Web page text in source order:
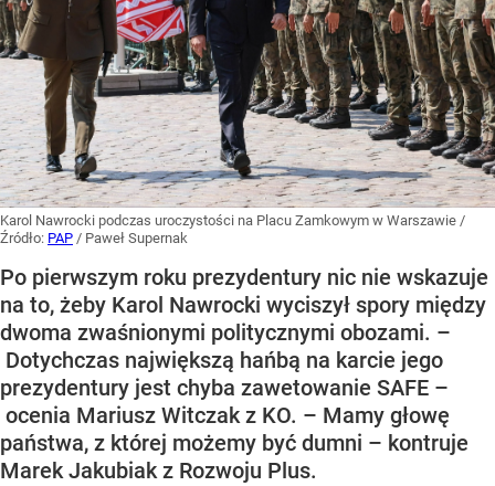
Karol Nawrocki podczas uroczystości na Placu Zamkowym w Warszawie /
Źródło: PAP / Paweł Supernak
Po pierwszym roku prezydentury nic nie wskazuje
na to, żeby Karol Nawrocki wyciszył spory między
dwoma zwaśnionymi politycznymi obozami. –
Dotychczas największą hańbą na karcie jego
prezydentury jest chyba zawetowanie SAFE –
ocenia Mariusz Witczak z KO. – Mamy głowę
państwa, z której możemy być dumni – kontruje
Marek Jakubiak z Rozwoju Plus.